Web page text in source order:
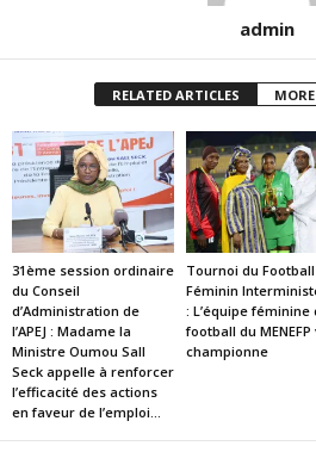
admin
RELATED ARTICLES
31ème session ordinaire
du Conseil
d’Administration de
l’APEJ : Madame la
Ministre Oumou Sall
Seck appelle à renforcer
l’efficacité des actions
en faveur de l’emploi...
Tournoi du Football
Féminin
: L’équipe féminine
football du MENEFP
championne